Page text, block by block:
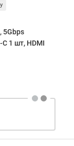
5Gbps
C 1 шт, HDMI